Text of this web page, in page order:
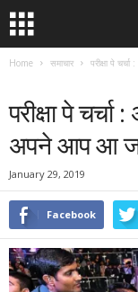
Home समाचार परीक्षा पे
परीक्षा पे
अपने आप आ
January 29, 2019
Facebook